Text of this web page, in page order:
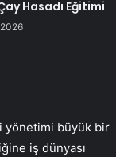
Hasadı Eğitimi
yönetimi büyük bir
iş dünyası